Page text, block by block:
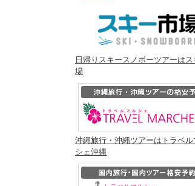
日帰りスキースノボーツアーは
場
沖縄旅行・沖縄ツアーはトラベル
シェ沖縄